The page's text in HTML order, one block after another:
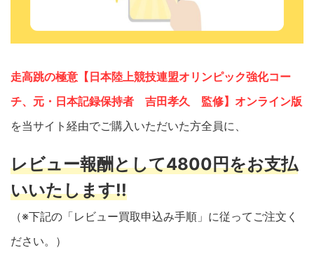
走高跳の極意【日本陸上競技連盟オリンピック強化コー
チ、元・日本記録保持者 吉田孝久 監修】オンライン版
を当サイト経由でご購入いただいた方全員に、
レビュー報酬として4800円をお支払
いいたします!!
（※下記の「レビュー買取申込み手順」に従ってご注文く
ださい。）